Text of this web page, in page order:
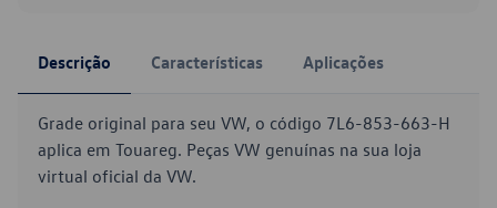
Descrição Características Aplicações
Grade original para seu VW, o código 7L6-853-663-H
aplica em Touareg. Peças VW genuínas na sua loja
virtual oficial da VW.